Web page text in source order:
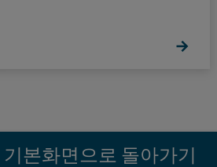
기본화면으로 돌아가기